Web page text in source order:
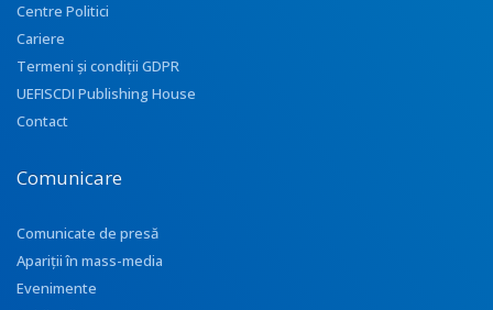
Centre Politici
Cariere
Termeni și condiții GDPR
UEFISCDI Publishing House
Contact
Comunicare
Comunicate de presă
Apariţii în mass-media
Evenimente